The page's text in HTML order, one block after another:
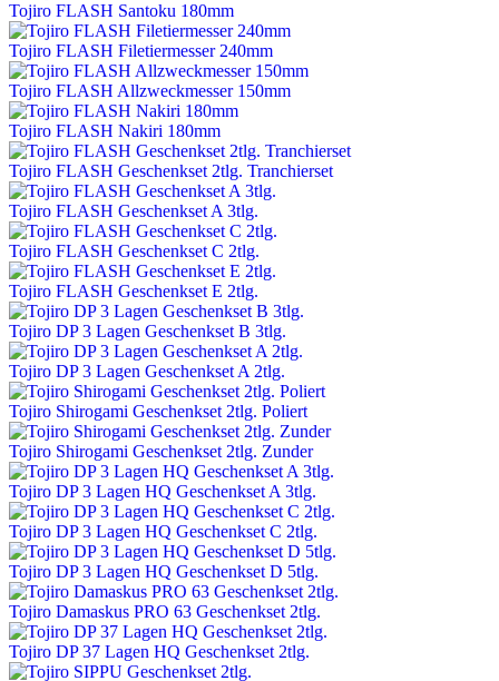
Tojiro FLASH Santoku 180mm
Tojiro FLASH Filetiermesser 240mm
Tojiro FLASH Allzweckmesser 150mm
Tojiro FLASH Nakiri 180mm
Tojiro FLASH Geschenkset 2tlg. Tranchierset
Tojiro FLASH Geschenkset A 3tlg.
Tojiro FLASH Geschenkset C 2tlg.
Tojiro FLASH Geschenkset E 2tlg.
Tojiro DP 3 Lagen Geschenkset B 3tlg.
Tojiro DP 3 Lagen Geschenkset A 2tlg.
Tojiro Shirogami Geschenkset 2tlg. Poliert
Tojiro Shirogami Geschenkset 2tlg. Zunder
Tojiro DP 3 Lagen HQ Geschenkset A 3tlg.
Tojiro DP 3 Lagen HQ Geschenkset C 2tlg.
Tojiro DP 3 Lagen HQ Geschenkset D 5tlg.
Tojiro Damaskus PRO 63 Geschenkset 2tlg.
Tojiro DP 37 Lagen HQ Geschenkset 2tlg.